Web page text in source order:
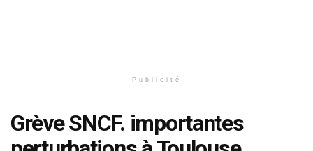
Publicité
Grève SNCF. importantes